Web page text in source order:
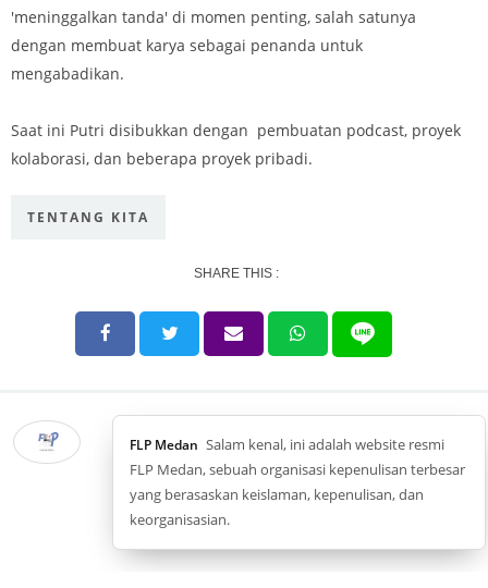
'meninggalkan tanda' di momen penting, salah satunya
dengan membuat karya sebagai penanda untuk
mengabadikan.
Saat ini Putri disibukkan dengan pembuatan podcast, proyek
kolaborasi, dan beberapa proyek pribadi.
TENTANG KITA
SHARE THIS :
FLP Medan Salam kenal, ini adalah website resmi
FLP Medan, sebuah organisasi kepenulisan terbesar
yang berasaskan keislaman, kepenulisan, dan
keorganisasian.